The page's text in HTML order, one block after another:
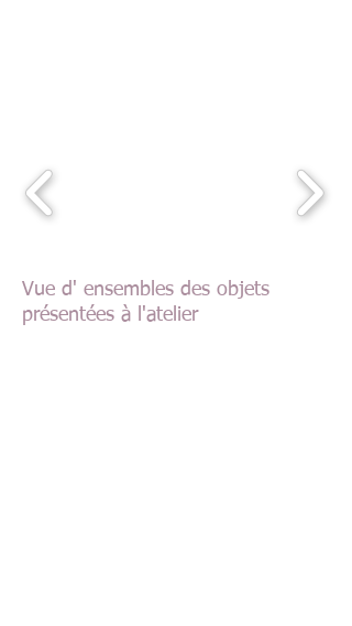
Vue d' ensembles des objets
présentées à l'atelier